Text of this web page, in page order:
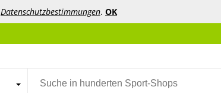
Datenschutzbestimmungen. OK